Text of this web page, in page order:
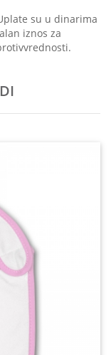
su u dinarima
iznos za